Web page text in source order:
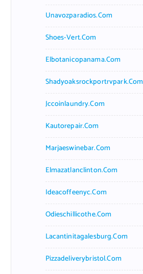
Unavozparadios.com
Shoes-Vert.com
Elbotanicopanama.com
Shadyoaksrockportrvpark.com
Jccoinlaundry.com
Kautorepair.com
Marjaeswinebar.com
Elmazatlanclinton.com
Ideacoffeenyc.com
Odieschillicothe.com
Lacantinitagalesburg.com
Pizzadeliverybristol.com